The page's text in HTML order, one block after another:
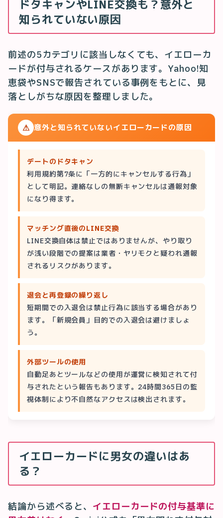
ドタキャンやLINE交換も？意外と
知られていない原因
前述の5カテゴリに該当しなくても、イエローカ
ードが付与されるケースがあります。Yahoo!知
恵袋やSNSで報告されている事例をもとに、見
落としがちな原因を整理しました。
⚠ 意外と知られていないイエローカードの原因
デートのドタキャン
利用規約第7条に「一方的にキャンセルする行為」
として明記。連絡なしの無断キャンセルは通報対象
になり得ます。
マッチング直後のLINE交換
LINE交換自体は禁止ではありませんが、やり取り
が浅い段階での提案は業者・ヤリモクと疑われ通報
されるリスクがあります。
退会と再登録の繰り返し
短期間での入退会は禁止行為に該当する場合があり
ます。「新規会員」目的での入退会は避けましょ
う。
外部ツールの使用
自動足あとツールなどの使用が運営に検知されて付
与されたという報告もあります。24時間365日の監
視体制により不自然なアクセスは検出されます。
イエローカードに男女の違いはあ
る？
結論から述べると、 イエローカードの付与基準に